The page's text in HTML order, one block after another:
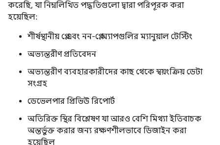
করেছি, যা নিম্নলিখিত পদ্ধতিগুলো দ্বারা পরিপূরক করা
হয়েছিল:
শীর্ষস্থানীয় প্লে এবং নন-প্লে অ্যাপগুলির ম্যানুয়াল টেস্টিং
অভ্যন্তরীণ প্রতিবেদন
অভ্যন্তরীণ ব্যবহারকারীদের কাছ থেকে স্বয়ংক্রিয় ডেটা
সংগ্রহ
ডেভেলপার প্রিভিউ রিপোর্ট
অতিরিক্ত স্থির বিশ্লেষণ যা আরও বেশি মিথ্যা ইতিবাচক
অন্তর্ভুক্ত করার জন্য রক্ষণশীলভাবে ডিজাইন করা
হয়েছিল